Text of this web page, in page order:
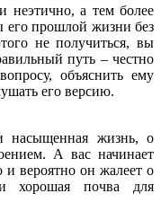
неэтично, а тем более
его прошлой жизни без
не получиться, вы
путь – честно
объяснить ему
его версию.
насыщенная жизнь, о
А вас начинает
вероятно он жалеет о
хорошая почва для